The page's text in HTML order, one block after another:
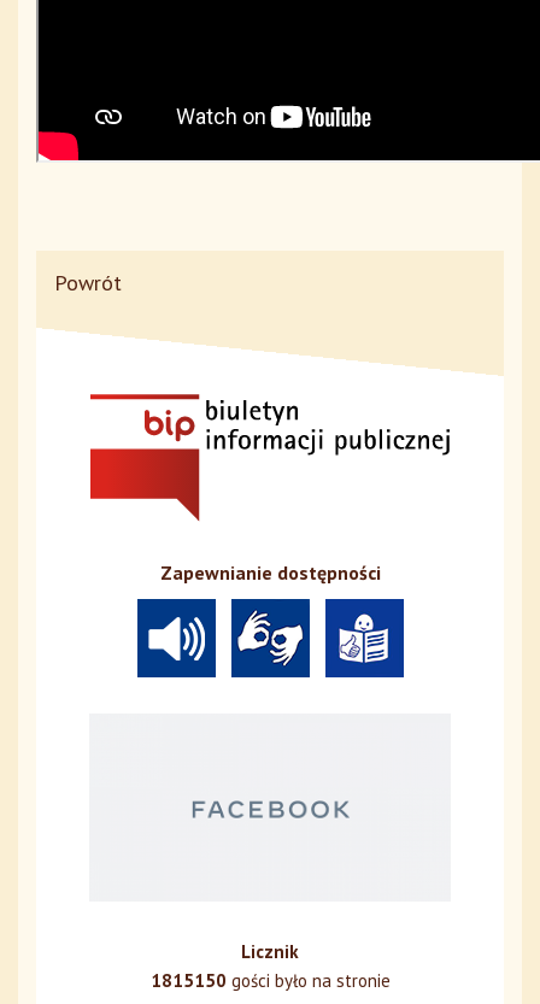
Powrót
Zapewnianie dostępności
Licznik
1815150 gości było na stronie